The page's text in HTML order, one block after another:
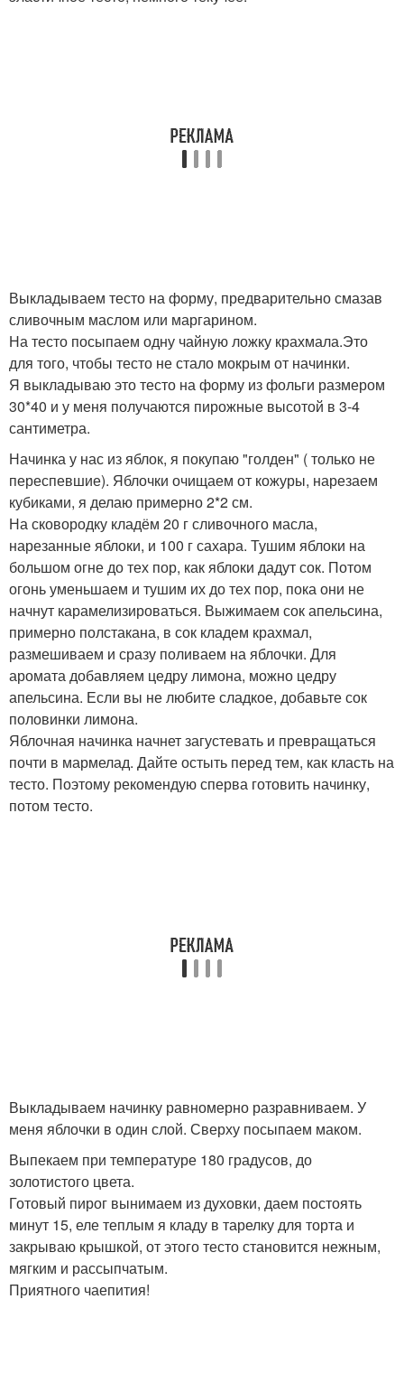
Выкладываем тесто на форму, предварительно смазав
сливочным маслом или маргарином.
На тесто посыпаем одну чайную ложку крахмала.Это
для того, чтобы тесто не стало мокрым от начинки.
Я выкладываю это тесто на форму из фольги размером
30*40 и у меня получаются пирожные высотой в 3-4
сантиметра.
Начинка у нас из яблок, я покупаю "голден" ( только не
переспевшие). Яблочки очищаем от кожуры, нарезаем
кубиками, я делаю примерно 2*2 см.
На сковородку кладём 20 г сливочного масла,
нарезанные яблоки, и 100 г сахара. Тушим яблоки на
большом огне до тех пор, как яблоки дадут сок. Потом
огонь уменьшаем и тушим их до тех пор, пока они не
начнут карамелизироваться. Выжимаем сок апельсина,
примерно полстакана, в сок кладем крахмал,
размешиваем и сразу поливаем на яблочки. Для
аромата добавляем цедру лимона, можно цедру
апельсина. Если вы не любите сладкое, добавьте сок
половинки лимона.
Яблочная начинка начнет загустевать и превращаться
почти в мармелад. Дайте остыть перед тем, как класть на
тесто. Поэтому рекомендую сперва готовить начинку,
потом тесто.
Выкладываем начинку равномерно разравниваем. У
меня яблочки в один слой. Сверху посыпаем маком.
Выпекаем при температуре 180 градусов, до
золотистого цвета.
Готовый пирог вынимаем из духовки, даем постоять
минут 15, еле теплым я кладу в тарелку для торта и
закрываю крышкой, от этого тесто становится нежным,
мягким и рассыпчатым.
Приятного чаепития!